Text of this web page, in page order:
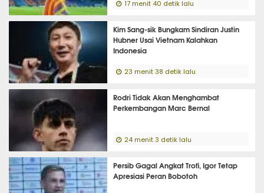
17 menit 40 detik lalu
Kim Sang-sik Bungkam Sindiran Justin
Hubner Usai Vietnam Kalahkan
Indonesia
23 menit 38 detik lalu
Rodri Tidak Akan Menghambat
Perkembangan Marc Bernal
24 menit 3 detik lalu
Persib Gagal Angkat Trofi, Igor Tetap
Apresiasi Peran Bobotoh